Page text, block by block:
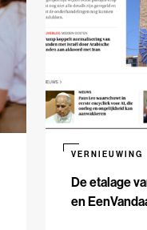
De etalage
en
VERNIEUWING